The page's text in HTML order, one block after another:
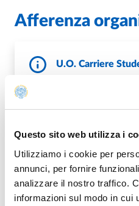
Questo sito web utilizza i
Utilizziamo i cookie per
annunci, per fornire
analizzare il nostro traffico.
informazioni sul modo in cui
Afferenza
U.O. Carriere
VAI ALLA SCHEDADI